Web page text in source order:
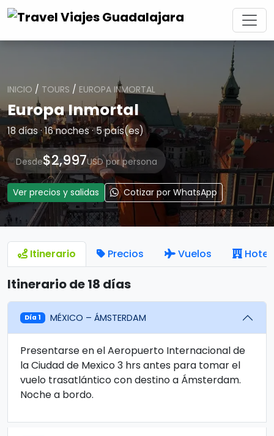
INICIO / TOURS / EUROPA INMORTAL
Europa Inmortal
18 días · 16 noches · 5 país(es)
Desde$2,997USD por persona
Ver precios y salidas Cotizar por WhatsApp
Itinerario Precios Vuelos
Itinerario de 18 días
Día 1 MÉXICO – ÁMSTERDAM
Presentarse en el Aeropuerto Internacional de
la Ciudad de Mexico 3 hrs antes para tomar el
vuelo trasatlántico con destino a Ámsterdam.
Noche a bordo.